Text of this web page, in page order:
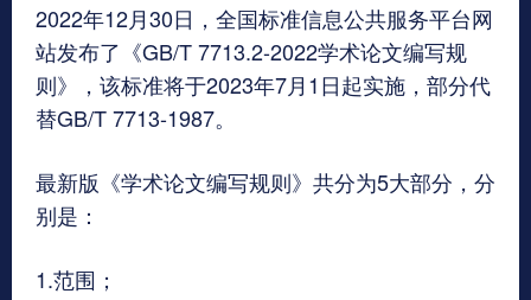
2022年12月30日，全国标准信息公共服务平台网
站发布了《GB/T 7713.2-2022学术论文编写规
则》，该标准将于2023年7月1日起实施，部分代
替GB/T 7713-1987。
最新版《学术论文编写规则》共分为5大部分，分
别是：
1.范围；